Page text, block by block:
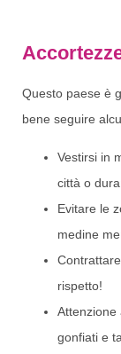
Questo paese è
bene seguire
Vestirsi in
città o
Evitare le
medine
rispetto!
Attenzione
gonfiati e